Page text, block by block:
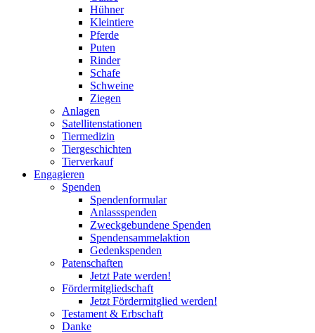
Hühner
Kleintiere
Pferde
Puten
Rinder
Schafe
Schweine
Ziegen
Anlagen
Satellitenstationen
Tiermedizin
Tiergeschichten
Tierverkauf
Engagieren
Spenden
Spendenformular
Anlassspenden
Zweckgebundene Spenden
Spendensammelaktion
Gedenkspenden
Patenschaften
Jetzt Pate werden!
Fördermitgliedschaft
Jetzt Fördermitglied werden!
Testament & Erbschaft
Danke